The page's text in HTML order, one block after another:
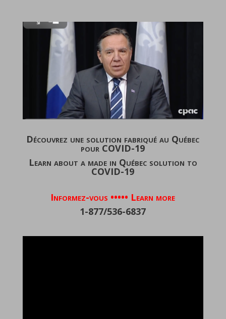
Découvrez une solution fabriqué au Québec
pour COVID-19
Learn about a made in Québec solution to
COVID-19
Informez-vous ••••• Learn more
1-877/536-6837